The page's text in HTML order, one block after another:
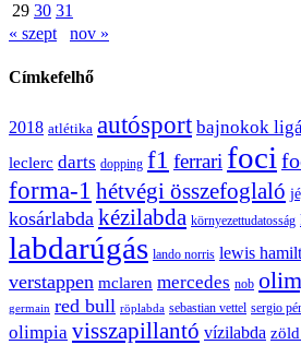
29 30 31
« szept
nov »
Címkefelhő
2018 atlétika autósport bajnokok
leclerc darts dopping f1 ferrari foci
forma-1 hétvégi összefoglaló
kosárlabda kézilabda környezettudatosság
labdarúgás lando norris lewis
verstappen mclaren mercedes nob
germain red bull röplabda sebastian vettel sergio
olimpia visszapillantó vízilabda